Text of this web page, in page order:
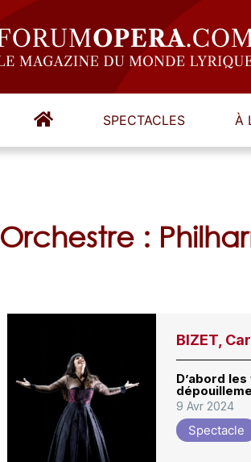
SPECTACLES À
Orchestre :
BIZET,
D’abord
9 Avr 2024
Spectacle